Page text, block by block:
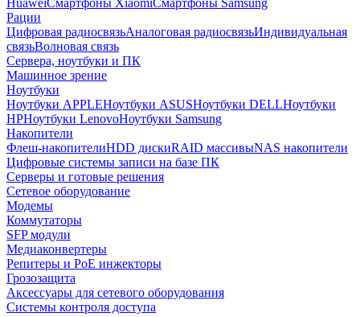
HuaweiСмартфоны XiaomiСмартфоны Samsung
Рации
Цифровая радиосвязьАналоговая радиосвязьИндивидуальная
связьВолновая связь
Сервера, ноутбуки и ПК
Машинное зрение
Ноутбуки
Ноутбуки APPLEНоутбуки ASUSНоутбуки DELLНоутбуки
HPНоутбуки LenovoНоутбуки Samsung
Накопители
Флеш-накопителиHDD дискиRAID массивыNAS накопители
Цифровые системы записи на базе ПК
Серверы и готовые решения
Сетевое оборудование
Модемы
Коммутаторы
SFP модули
Медиаконвертеры
Репитеры и PoE инжекторы
Грозозащита
Аксессуары для сетевого оборудования
Системы контроля доступа